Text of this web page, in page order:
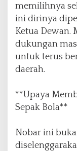
memilihnya
ini dirinya
Ketua Dewan.
dukungan
untuk terus
daerah.
**Upaya
Sepak Bola**
Nobar ini